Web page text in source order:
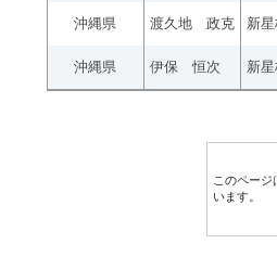
沖縄県 渡久地 政克 新
沖縄県 伊保 恒次 新
このページ
います。